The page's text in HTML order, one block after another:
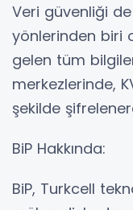
Veri güvenliği
yönlerinden biri
gelen tüm
merkezlerinde,
şekilde
BiP Hakkında:
BiP, Turkcell